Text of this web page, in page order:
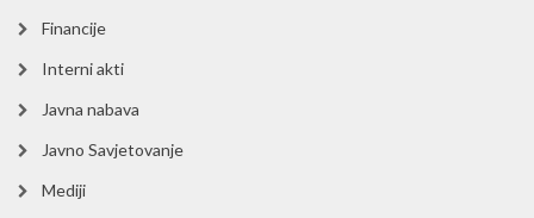
Financije
Interni akti
Javna nabava
Javno Savjetovanje
Mediji